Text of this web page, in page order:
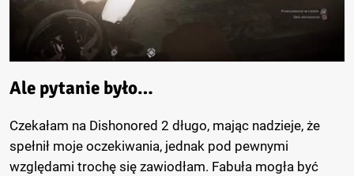
Ale pytanie było…
Czekałam na Dishonored 2 długo, mając nadzieje, że
spełnił moje oczekiwania, jednak pod pewnymi
względami trochę się zawiodłam. Fabuła mogła być